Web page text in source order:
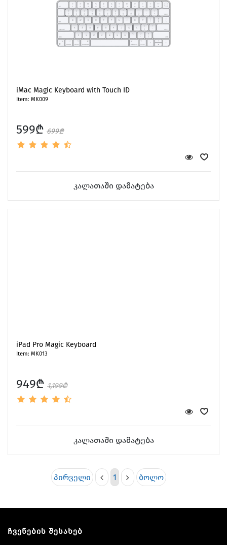
iMac Magic Keyboard with Touch ID
Item: MK009
599₾ 699₾
კალათაში დამატება
iPad Pro Magic Keyboard
Item: MK013
949₾ 1,199₾
კალათაში დამატება
პირველი 1 ბოლო
ჩვენების შესახებ